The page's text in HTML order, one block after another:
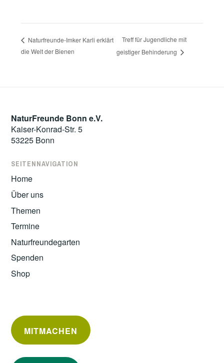
Naturfreunde-Imker Karli erklärt
die Welt der Bienen
Treff für Jugendliche mit
geistiger Behinderung
NaturFreunde Bonn e.V.
Kaiser-Konrad-Str. 5
53225 Bonn
SEITENNAVIGATION
Home
Über uns
Themen
Termine
Naturfreundegarten
Spenden
Shop
MITMACHEN